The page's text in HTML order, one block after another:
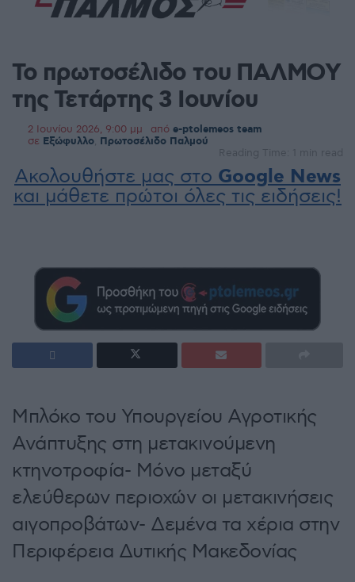
Το πρωτοσέλιδο του ΠΑΛΜΟΥ
της Τετάρτης 3 Ιουνίου
2 Ιουνίου 2026, 9:00 μμ από e-ptolemeos team
σε Εξώφυλλο Πρωτοσέλιδο Παλμού
Reading Time: 1 min read
Ακολουθήστε μας στο Google News
και μάθετε πρώτοι όλες τις ειδήσεις!
Μπλόκο του Υπουργείου Αγροτικής
Ανάπτυξης στη μετακινούμενη
κτηνοτροφία- Μόνο μεταξύ
ελεύθερων περιοχών οι μετακινήσεις
αιγοπροβάτων- Δεμένα τα χέρια στην
Περιφέρεια Δυτικής Μακεδονίας